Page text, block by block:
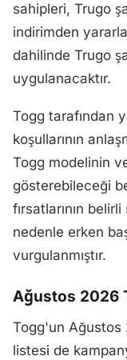
sahipleri, Trugo
indirimden
dahilinde Trugo
uygulanacaktır.
Togg tarafından
koşullarının
Togg modelinin
gösterebileceği
fırsatlarının
nedenle erken
vurgulanmıştır.
Ağustos 2026
Togg'un
listesi de